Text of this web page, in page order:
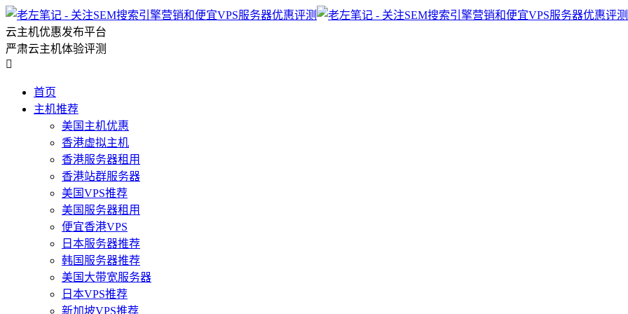
云主机优惠发布平台
严肃云主机体验评测

首页
主机推荐
美国主机优惠
香港虚拟主机
香港服务器租用
香港站群服务器
美国VPS推荐
美国服务器租用
便宜香港VPS
日本服务器推荐
韩国服务器推荐
美国大带宽服务器
日本VPS推荐
新加坡VPS推荐